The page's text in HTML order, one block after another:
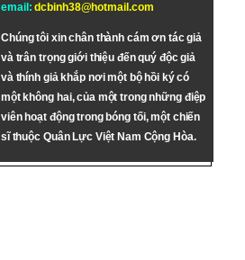
email:dcbinh38@hotmail.com
Chúng tôi xin chân thành cám ơn tác giả
và trân trọng giới thiệu đến quý độc giả
và thính giả khắp nơi một bộ hồi ký có
một không hai, của một trong những điệp
viên hoạt động trong bóng tối, một chiến
sĩ thuộc Quân Lực Việt Nam Cộng Hòa.